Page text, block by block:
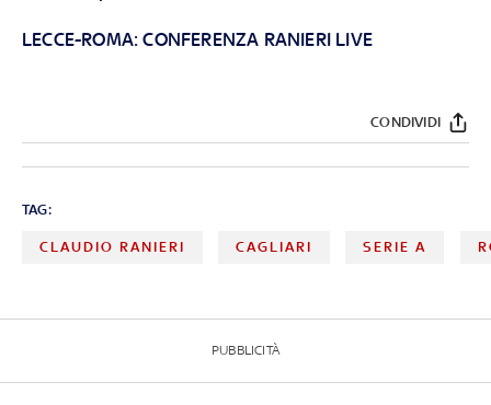
LECCE-ROMA: CONFERENZA RANIERI LIVE
CONDIVIDI
TAG:
CLAUDIO RANIERI CAGLIARI SERIE A
PUBBLICITÀ